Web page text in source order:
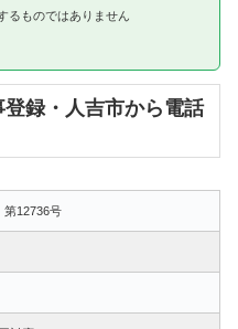
るものではありません
録・人吉市から電話
第12736号